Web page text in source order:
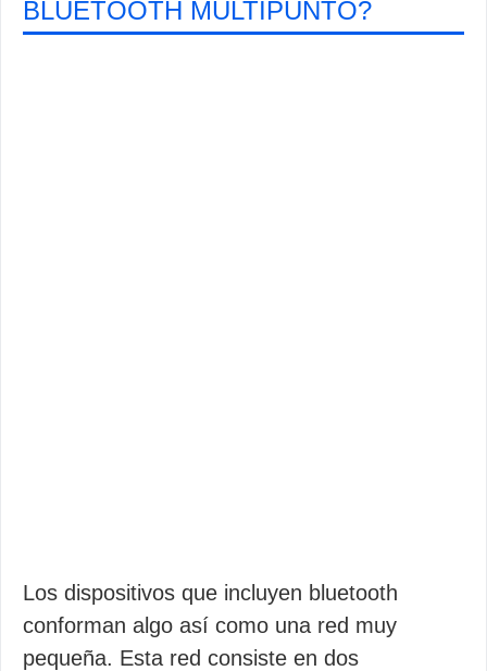
BLUETOOTH MULTIPUNTO?
Los dispositivos que incluyen bluetooth
conforman algo así como una red muy
pequeña. Esta red consiste en dos